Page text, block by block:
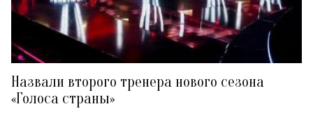
Назвали второго тренера нового сезона
«Голоса страны»